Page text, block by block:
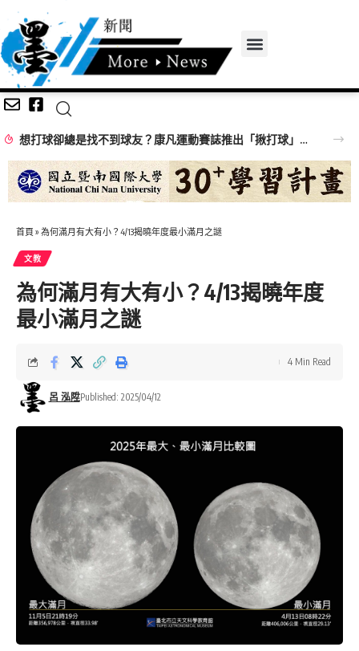
想打球卻總是找不到球友？康凡運動賽誌推出「揪打球」 揪團成功再抽限定好禮
首頁 » 為何滿月有大有小？4/13揭曉年度最小滿月之謎
文教
為何滿月有大有小？4/13揭曉年度
最小滿月之謎
呂 泓陞Published: 2025/04/12
4 Min Read